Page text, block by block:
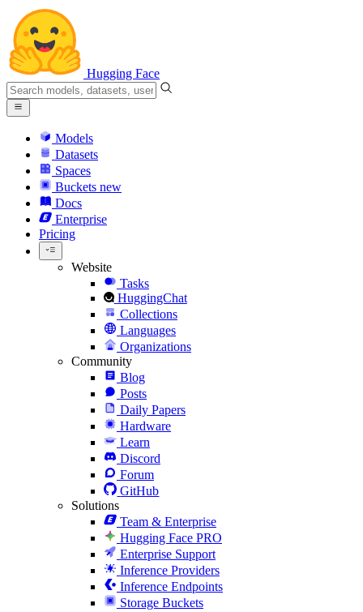
Hugging Face
Models
Datasets
Spaces
Buckets new
Docs
Enterprise
Pricing
Website
Tasks
HuggingChat
Collections
Languages
Organizations
Community
Blog
Posts
Daily Papers
Hardware
Learn
Discord
Forum
GitHub
Solutions
Team & Enterprise
Hugging Face PRO
Enterprise Support
Inference Providers
Inference Endpoints
Storage Buckets